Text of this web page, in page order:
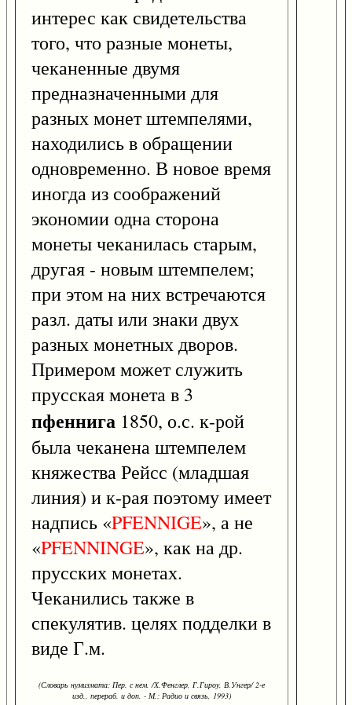
интерес как свидетельства
того, что разные монеты,
чеканенные двумя
предназначенными для
разных монет штемпелями,
находились в обращении
одновременно. В новое время
иногда из соображений
экономии одна сторона
монеты чеканилась старым,
другая - новым штемпелем;
при этом на них встречаются
разл. даты или знаки двух
разных монетных дворов.
Примером может служить
прусская монета в 3
пфеннига 1850, о.с. к-рой
была чеканена штемпелем
княжества Рейсс (младшая
линия) и к-рая поэтому имеет
надпись «PFENNIGE», а не
«PFENNINGE», как на др.
прусских монетах.
Чеканились также в
спекулятив. целях подделки в
виде Г.м.
(Словарь нумизмата: Пер. с нем. /Х.Фенглер, Г.Гироу, В.Унгер/ 2-е
изд., перераб. и доп. - М.: Радио и связь, 1993)